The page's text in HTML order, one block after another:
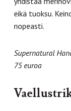
eikä tuoksu.
nopeasti.
Supernatural
75 euroa